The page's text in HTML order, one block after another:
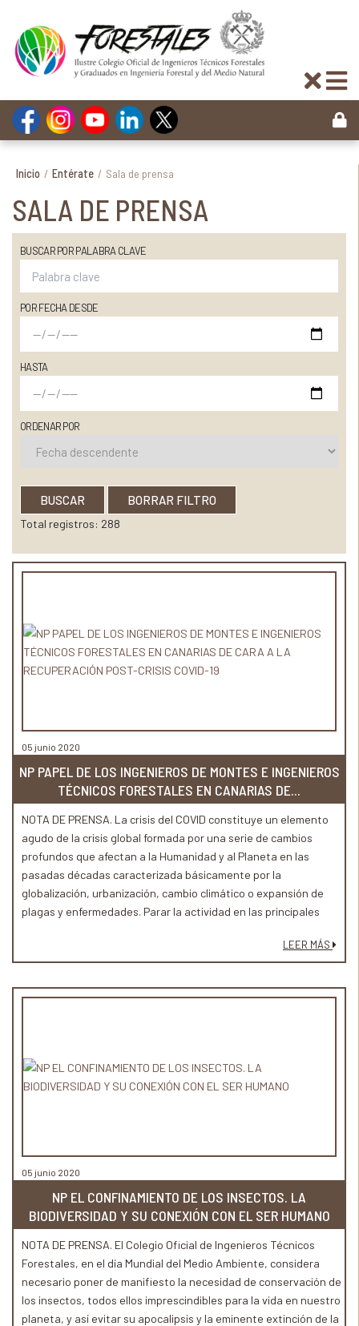
Inicio / Entérate / Sala de prensa
SALA DE PRENSA
BUSCAR POR PALABRA CLAVE
POR FECHA DESDE
HASTA
ORDENAR POR
BUSCAR BORRAR FILTRO
Total registros: 288
05 junio 2020
NP PAPEL DE LOS INGENIEROS DE MONTES E INGENIEROS
TÉCNICOS FORESTALES EN CANARIAS DE...
NOTA DE PRENSA. La crisis del COVID constituye un elemento
agudo de la crisis global formada por una serie de cambios
profundos que afectan a la Humanidad y al Planeta en las
pasadas décadas caracterizada básicamente por la
globalización, urbanización, cambio climático o expansión de
plagas y enfermedades. Parar la actividad en las principales
riesgo de hundimiento económico generalizado que hay
contrarrestar proactivamente y con antelación.
LEER MÁS
05 junio 2020
NP EL CONFINAMIENTO DE LOS INSECTOS. LA
BIODIVERSIDAD Y SU CONEXIÓN CON EL SER HUMANO
NOTA DE PRENSA. El Colegio Oficial de Ingenieros Técnicos
Forestales, en el día Mundial del Medio Ambiente, considera
necesario poner de manifiesto la necesidad de conservación de
los insectos, todos ellos imprescindibles para la vida en nuestro
planeta, y así evitar su apocalipsis y la eminente extinción de la